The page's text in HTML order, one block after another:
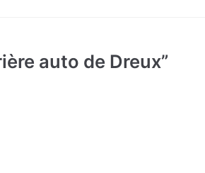
auto de Dreux”